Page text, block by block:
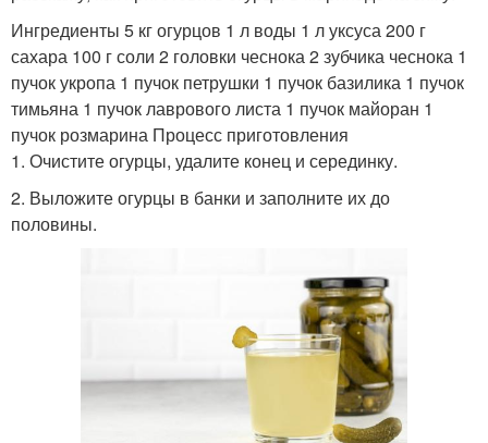
Ингредиенты 5 кг огурцов 1 л воды 1 л уксуса 200 г
сахара 100 г соли 2 головки чеснока 2 зубчика чеснока 1
пучок укропа 1 пучок петрушки 1 пучок базилика 1 пучок
тимьяна 1 пучок лаврового листа 1 пучок майоран 1
пучок розмарина Процесс приготовления
1. Очистите огурцы, удалите конец и серединку.
2. Выложите огурцы в банки и заполните их до
половины.